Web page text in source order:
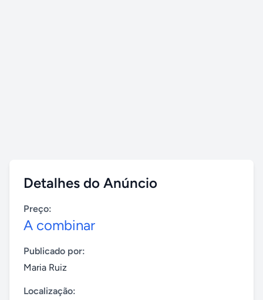
Detalhes do Anúncio
Preço:
A combinar
Publicado por:
Maria Ruiz
Localização: